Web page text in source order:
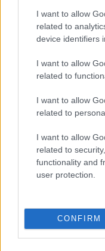
I want to allow
related to
device identifiers
I want to allow
related to
I want to allow
related to
I want to allow
related to
functionality and
user protection.
CONFIRM
Edoardo Marchesi · 7 Ago
FUTURE